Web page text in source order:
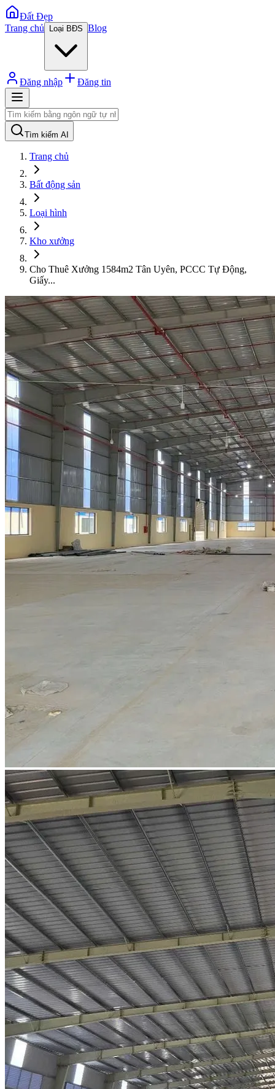
Đất Đẹp
Trang chủ
Loại BĐS Blog
Đăng nhập Đăng tin
Tìm kiếm AI
Trang chủ
Bất động sản
Loại hình
Kho xưởng
Cho Thuê Xưởng 1584m2 Tân Uyên, PCCC Tự Động,
Giấy...